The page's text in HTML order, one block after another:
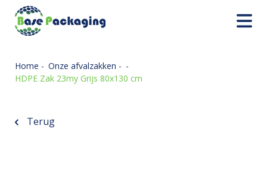
Home - Onze afvalzakken - -
HDPE Zak 23my Grijs 80x130 cm
Terug